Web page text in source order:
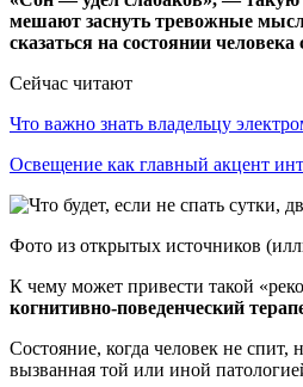
мешают заснуть тревожные
сказаться на состоянии
Сейчас читают
Что важно знать владельцу
Освещение как главный акцент
Фото из открытых источников
К чему может привести такой
когнитивно-поведенческий
Состояние, когда человек не спит,
вызванная той или иной